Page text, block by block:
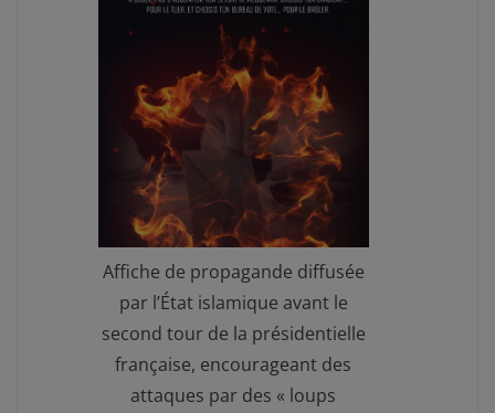
Affiche de propagande diffusée
par l’État islamique avant le
second tour de la présidentielle
française, encourageant des
attaques par des « loups